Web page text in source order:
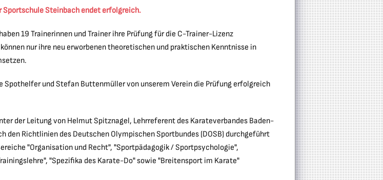
Sportschule Steinbach endet erfolgreich.
19 Trainerinnen und Trainer ihre Prüfung für die C-Trainer-Lizenz
nur ihre neu erworbenen theoretischen und praktischen Kenntnisse in
Spothelfer und Stefan Buttenmüller von unserem Verein die Prüfung erfolgreich
der Leitung von Helmut Spitznagel, Lehrreferent des Karateverbandes Baden-
den Richtlinien des Deutschen Olympischen Sportbundes (DOSB) durchgeführt
"Organisation und Recht", "Sportpädagogik / Sportpsychologie",
"Spezifika des Karate-Do" sowie "Breitensport im Karate"